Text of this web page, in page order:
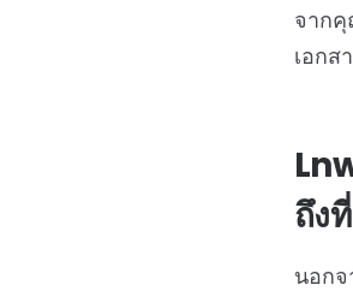
จากคุ
เอกส
ถึงที่
นอกจ